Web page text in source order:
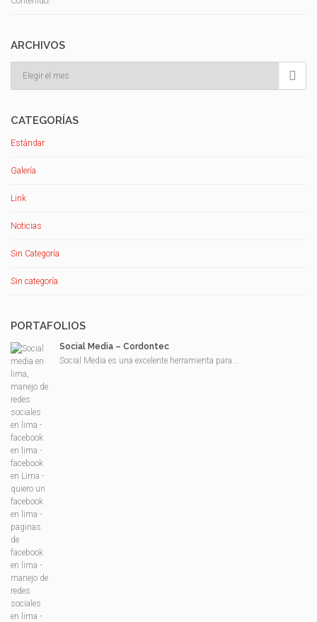
ARCHIVOS

CATEGORÍAS
Estándar
Galería
Link
Noticias
Sin Categoría
Sin categoría
PORTAFOLIOS
Social Media – Cordontec
Social Media es una excelente herramienta para...